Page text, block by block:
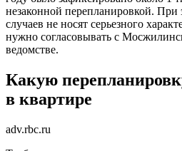
незаконной перепланировкой. При
случаев не носят серьезного
нужно согласовывать с
ведомстве.
Какую
в квартире
adv.rbc.ru